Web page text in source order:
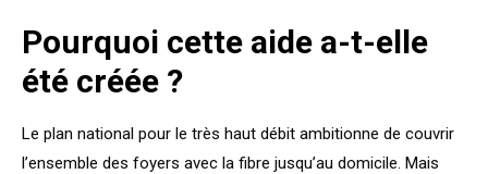
Pourquoi cette aide a-t-elle
été créée ?
Le plan national pour le très haut débit ambitionne de couvrir
l’ensemble des foyers avec la fibre jusqu’au domicile. Mais